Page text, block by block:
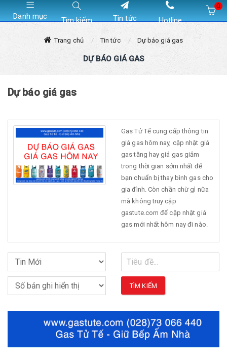
Danh mục Tìm kiếm Tin tức Hotline
0
Trang chủ Tin tức Dự báo giá gas
DỰ BÁO GIÁ GAS
Dự báo giá gas
Gas Tử Tế cung cấp thông tin
giá gas hôm nay, cập nhật giá
gas tăng hay giá gas giảm
trong thời gian sớm nhất để
bạn chuẩn bị thay bình gas cho
gia đình. Còn chần chừ gì nữa
mà không truy cập
gastute.com để cập nhật giá
gas mới nhất hôm nay đi nào.
TÌM KIẾM